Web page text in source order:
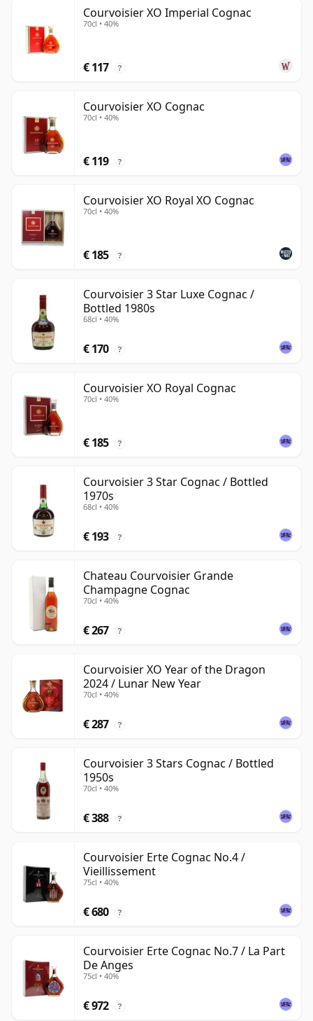
Courvoisier XO Imperial Cognac
70cl • 40%
€ 117 ?
Courvoisier XO Cognac
70cl • 40%
€ 119 ?
Courvoisier XO Royal XO Cognac
70cl • 40%
€ 185 ?
Courvoisier 3 Star Luxe Cognac /
Bottled 1980s
68cl • 40%
€ 170 ?
Courvoisier XO Royal Cognac
70cl • 40%
€ 185 ?
Courvoisier 3 Star Cognac / Bottled
1970s
68cl • 40%
€ 193 ?
Chateau Courvoisier Grande
Champagne Cognac
70cl • 40%
€ 267 ?
Courvoisier XO Year of the Dragon
2024 / Lunar New Year
70cl • 40%
€ 287 ?
Courvoisier 3 Stars Cognac / Bottled
1950s
70cl • 40%
€ 388 ?
Courvoisier Erte Cognac No.4 /
Vieillissement
75cl • 40%
€ 680 ?
Courvoisier Erte Cognac No.7 / La Part
De Anges
75cl • 40%
€ 972 ?